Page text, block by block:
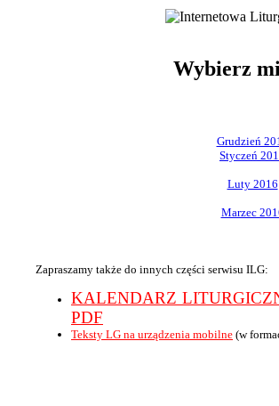
Wybierz
Grudzień
Styczeń
Luty 2016
Marzec
Zapraszamy także do innych części serwisu ILG:
KALENDARZ
PDF
Teksty LG na urządzenia mobilne (w